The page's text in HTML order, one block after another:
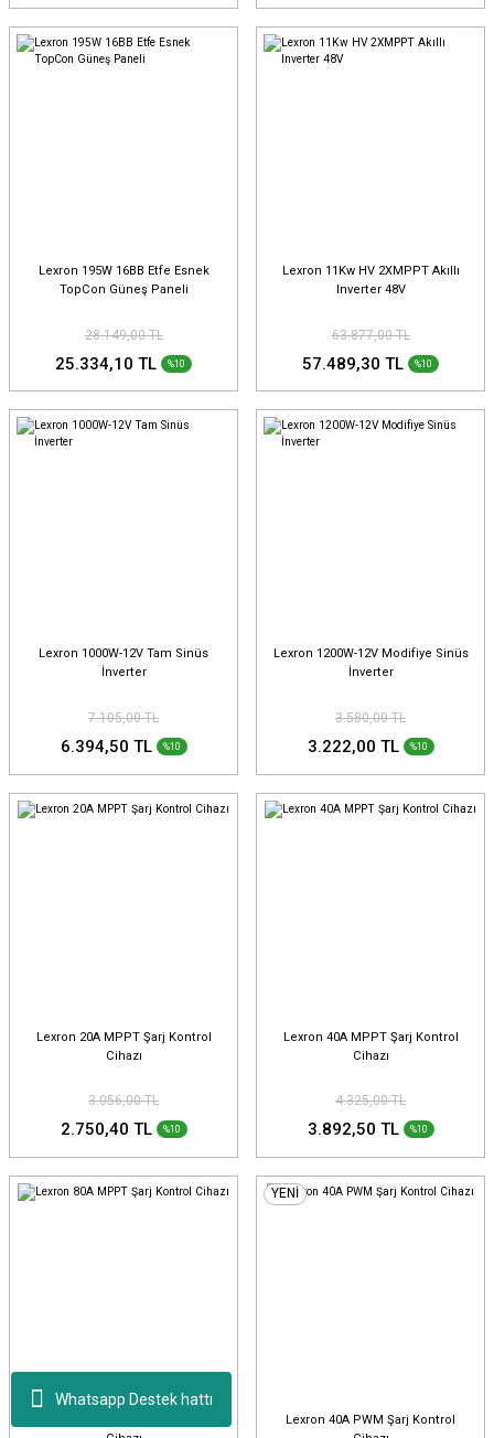
Whatsapp Destek hattı
Lexron 195W 16BB Etfe Esnek
TopCon Güneş Paneli
28.149,00 TL
25.334,10 TL %10
Lexron 11Kw HV 2XMPPT Akıllı
Inverter 48V
63.877,00 TL
57.489,30 TL %10
Lexron 1000W-12V Tam Sinüs
İnverter
7.105,00 TL
6.394,50 TL %10
Lexron 1200W-12V Modifiye Sinüs
İnverter
3.580,00 TL
3.222,00 TL %10
Lexron 20A MPPT Şarj Kontrol
Cihazı
3.056,00 TL
2.750,40 TL %10
Lexron 40A MPPT Şarj Kontrol
Cihazı
4.325,00 TL
3.892,50 TL %10
YENİ
Lexron 40A PWM Şarj Kontrol